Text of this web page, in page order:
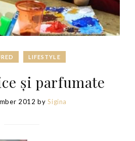
LIFESTYLE
și parfumate
2012 bySigina